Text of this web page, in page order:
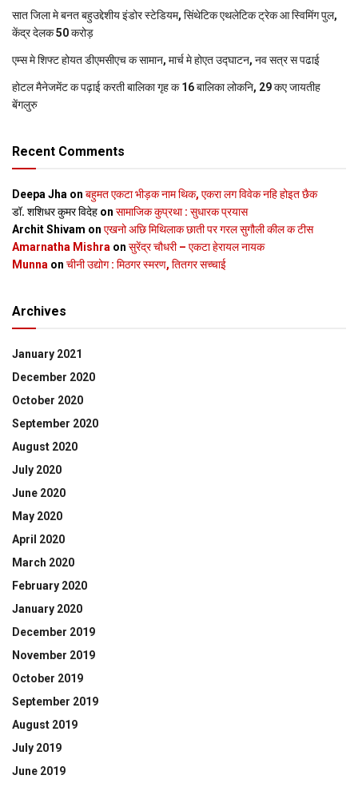
सात जिला मे बनत बहुउद्देशीय इंडोर स्‍टेडि‍यम, सिंथेटिक एथलेटिक ट्रेक आ स्विमिंग पुल,
केंद्र देलक 50 करोड़
एम्स मे शिफ्ट होयत डीएमसीएच क सामान, मार्च मे होएत उद्घाटन, नव सत्र स पढाई
होटल मैनेजमेंट क पढ़ाई करती बालिका गृह क 16 बालिका लोकनि, 29 कए जायतीह
बेंगलुरु
Recent Comments
Deepa Jha on बहुमत एकटा भीड़क नाम थिक, एकरा लग विवेक नहि होइत छैक
डॉ. शशिधर कुमर विदेह on सामाजिक कुप्रथा : सुधारक प्रयास
Archit Shivam on एखनो अछि मिथिलाक छाती पर गरल सुगौली कील क टीस
Amarnatha Mishra on सुरेंद्र चौधरी – एकटा हेरायल नायक
Munna on चीनी उद्योग : मिठगर स्‍मरण, तितगर सच्‍चाई
Archives
January 2021
December 2020
October 2020
September 2020
August 2020
July 2020
June 2020
May 2020
April 2020
March 2020
February 2020
January 2020
December 2019
November 2019
October 2019
September 2019
August 2019
July 2019
June 2019